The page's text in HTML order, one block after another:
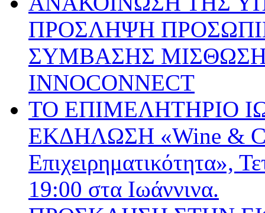
ΠΡΟΣΛΗΨΗ
ΣΥΜΒΑΣΗΣ
INNOCONNECT
ΤΟ ΕΠΙΜΕΛΗΤΗΡΙΟ
ΕΚΔΗΛΩΣΗ «Wine &
Επιχειρηματικότητα»,
19:00 στα Ιωάννινα.